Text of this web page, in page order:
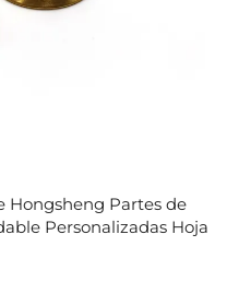
Hongsheng Partes de
Personalizadas Hoja